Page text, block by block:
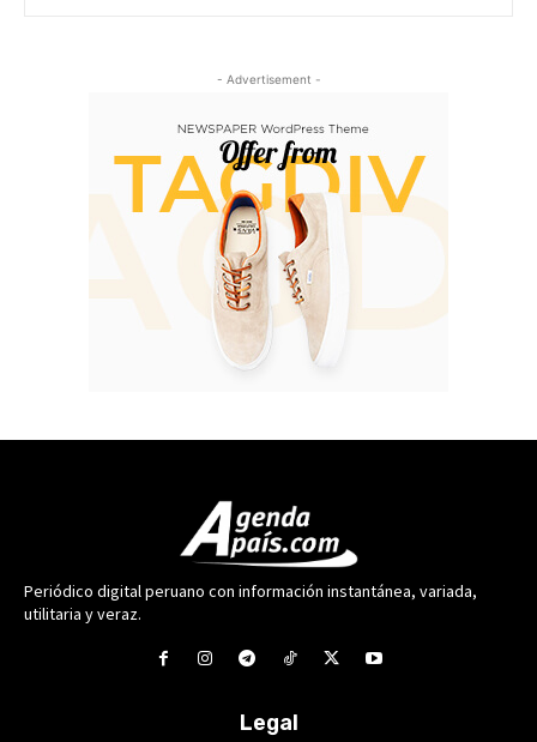
- Advertisement -
Periódico digital peruano con información instantánea, variada,
utilitaria y veraz.
Legal